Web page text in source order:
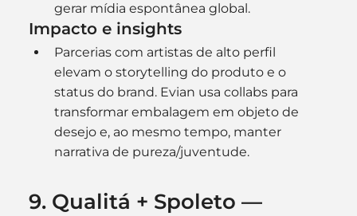
gerar mídia espontânea global.
Impacto e insights
Parcerias com artistas de alto perfil
elevam o storytelling do produto e o
status do brand. Evian usa collabs para
transformar embalagem em objeto de
desejo e, ao mesmo tempo, manter
narrativa de pureza/juventude.
9. Qualitá + Spoleto —